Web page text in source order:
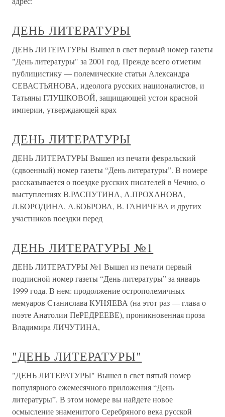
ДЕНЬ ЛИТЕРАТУРЫ
ДЕНЬ ЛИТЕРАТУРЫ Вышел в свет первый номер газеты
"День литературы" за 2001 год. Прежде всего отметим
публицистику — полемические статьи Александра
СЕВАСТЬЯНОВА, идеолога русских националистов, и
Татьяны ГЛУШКОВОЙ, защищающей устои красной
империи, утверждающей крах
ДЕНЬ ЛИТЕРАТУРЫ
ДЕНЬ ЛИТЕРАТУРЫ Вышел из печати февральский
(сдвоенный) номер газеты “День литературы”. В номере
рассказывается о поездке русских писателей в Чечню, о
выступлениях В.РАСПУТИНА, А.ПРОХАНОВА,
Л.БОРОДИНА, А.БОБРОВА, В. ГАНИЧЕВА и других
участников поездки перед
ДЕНЬ ЛИТЕРАТУРЫ №1
ДЕНЬ ЛИТЕРАТУРЫ №1 Вышел из печати первый
подписной номер газеты “День литературы” за январь
1999 года. В нем: продолжение острополемичных
мемуаров Станислава КУНЯЕВА (на этот раз — глава о
поэте Анатолии ПеРЕДРЕЕВЕ), проникновенная проза
Владимира ЛИЧУТИНА,
"ДЕНЬ ЛИТЕРАТУРЫ"
"ДЕНЬ ЛИТЕРАТУРЫ" Вышел в свет пятый номер
популярного ежемесячного приложения “День
литературы”. В этом номере вы найдете новое
осмысление знаменитого Серебряного века русской